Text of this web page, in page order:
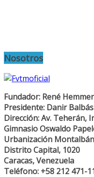
Nosotros
Fundador: René Hemmer
Presidente: Danir Balbás
Dirección: Av. Teherán,
Gimnasio Oswaldo
Urbanización Montalbán
Distrito Capital, 1020
Caracas, Venezuela
Teléfono: +58 212 471-